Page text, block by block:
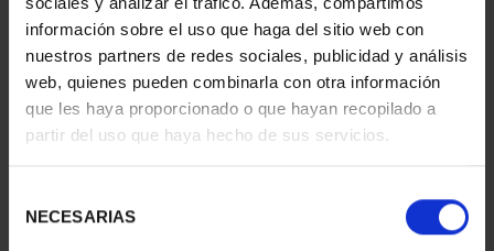
información sobre el uso que haga del sitio web con
nuestros partners de redes sociales, publicidad y análisis
web, quienes pueden combinarla con otra información
que les haya proporcionado o que hayan recopilado a
partir del uso que haya hecho de sus servicios.
NECESARIAS
SUSCRIPCIÓN CIUDADES
HU...